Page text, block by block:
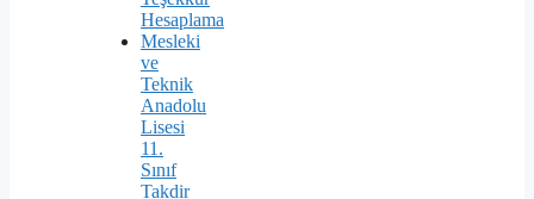
Hesaplama
Mesleki
ve
Teknik
Anadolu
Lisesi
11.
Sınıf
Takdir